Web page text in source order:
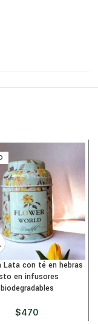
Lata con té en hebras
en infusores
biodegradables
$470